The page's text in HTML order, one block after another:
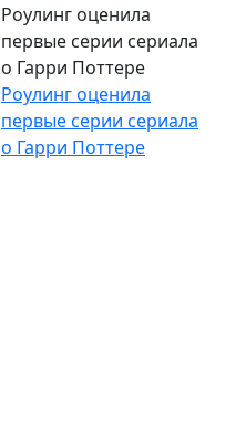
Роулинг оценила
первые серии сериала
о Гарри Поттере
Роулинг оценила
первые серии сериала
о Гарри Поттере